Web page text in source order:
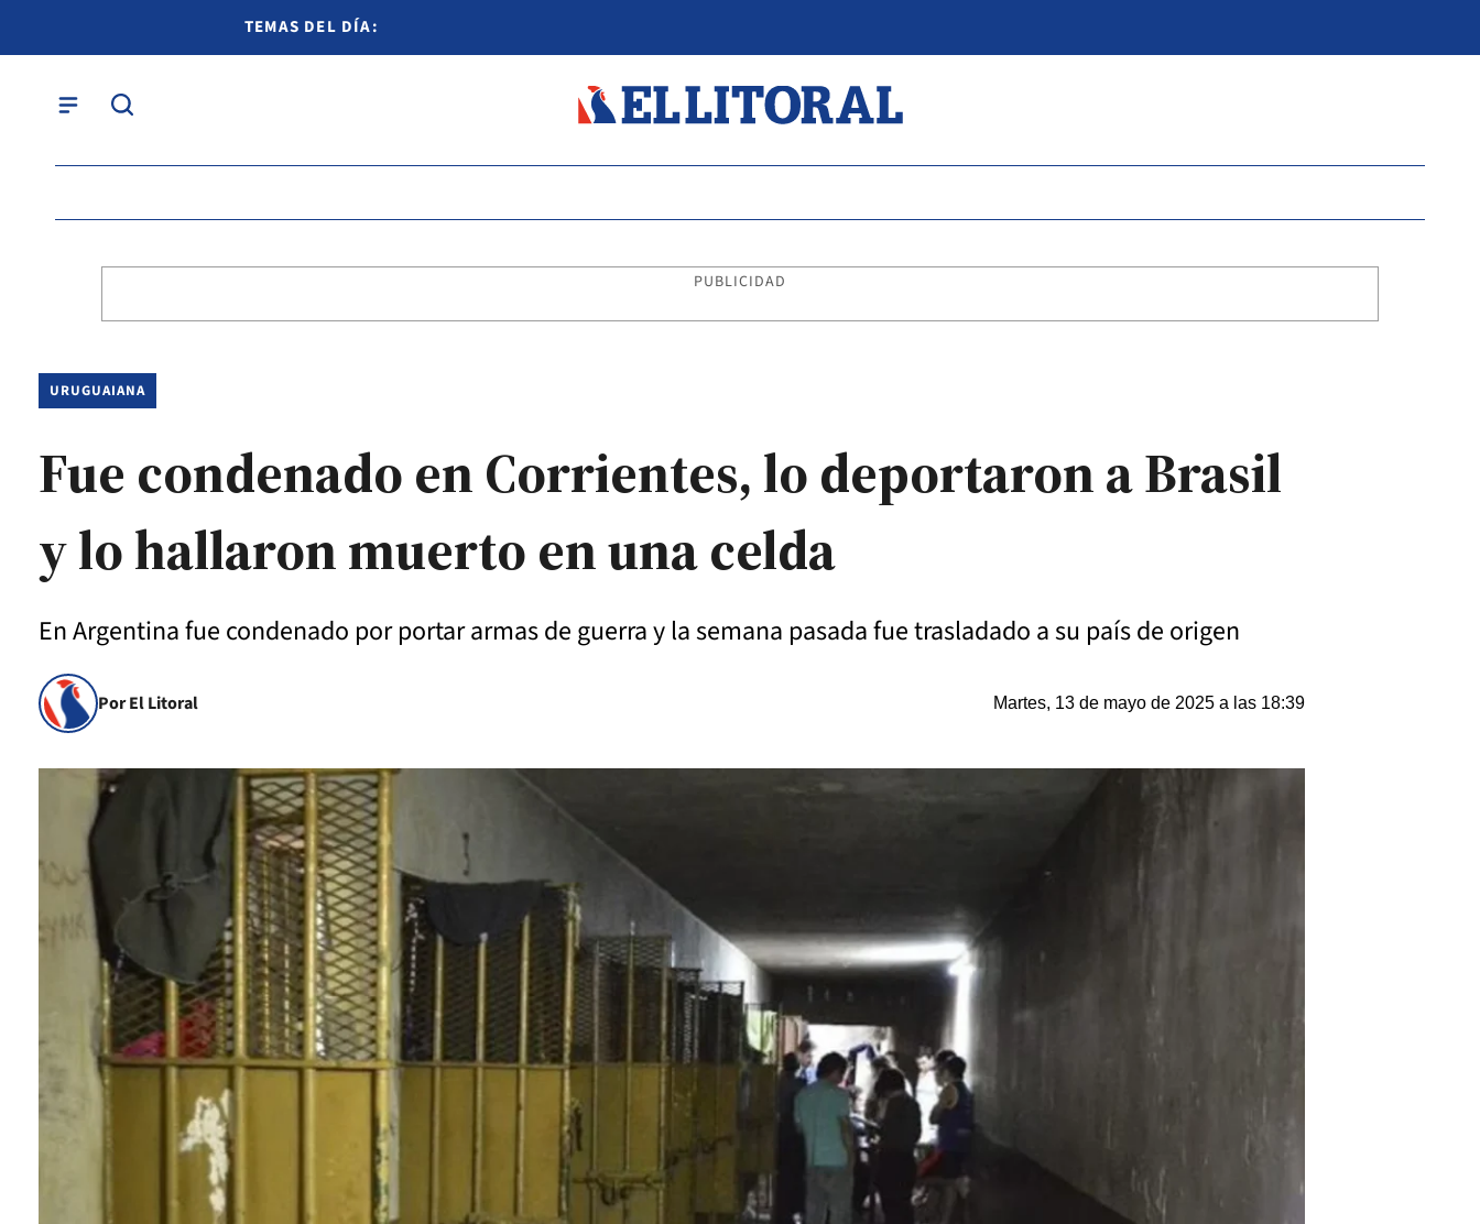
TEMAS DEL DÍA:
PUBLICIDAD
URUGUAIANA
Fue condenado en Corrientes, lo deportaron a Brasil
y lo hallaron muerto en una celda
En Argentina fue condenado por portar armas de guerra y la semana pasada fue trasladado a su país de origen
Por El Litoral Martes, 13 de mayo de 2025 a las 18:39